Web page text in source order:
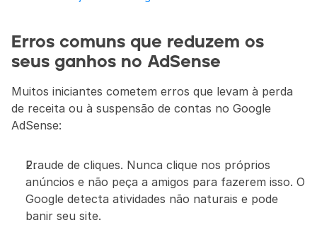
Erros comuns que reduzem os
seus ganhos no AdSense
Muitos iniciantes cometem erros que levam à perda
de receita ou à suspensão de contas no Google
AdSense:
Fraude de cliques. Nunca clique nos próprios
anúncios e não peça a amigos para fazerem isso. O
Google detecta atividades não naturais e pode
banir seu site.